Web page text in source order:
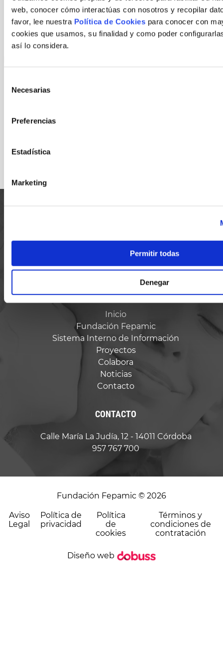
web, conocer cómo interactúas con nosotros y recopilar
favor, lee nuestra Política de Cookies para conocer con
cookies que usamos, su finalidad y como poder
así lo considera.
Necesarias
Preferencias
Estadística
Marketing
Permitir todas
Denegar
antes de proporcionarnos sus datos personales.
He leído y acepto elaviso legal y las condiciones
de lapolítica de privacidad.
empresas asociadas que puedan ser de su interés.
LINKS
Inicio
Fundación Fepamic
Sistema Interno de Información
Proyectos
Colabora
Noticias
Contacto
CONTACTO
Calle María La Judía, 12 - 14011 Córdoba
957 767 700
Fundación Fepamic © 2026
Aviso
Legal
Política de
privacidad
Política
de
cookies
Términos y
condiciones de
contratación
Diseño web